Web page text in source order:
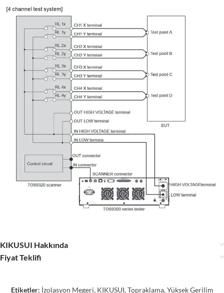
KIKUSUI Hakkında
Fiyat Teklifi
Etiketler: İzolasyon Megeri, KIKUSUI, Topraklama, Yüksek Gerilim